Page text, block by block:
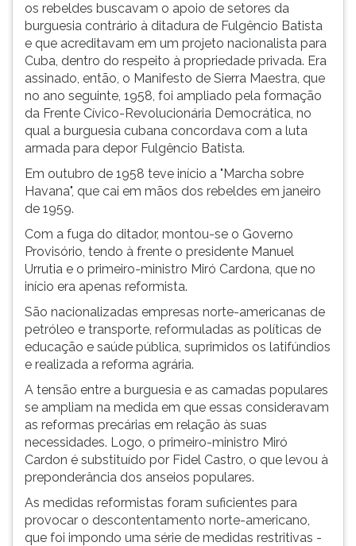
os rebeldes buscavam o apoio de setores da
burguesia contrário à ditadura de Fulgêncio Batista
e que acreditavam em um projeto nacionalista para
Cuba, dentro do respeito à propriedade privada. Era
assinado, então, o Manifesto de Sierra Maestra, que
no ano seguinte, 1958, foi ampliado pela formação
da Frente Cívico-Revolucionária Democrática, no
qual a burguesia cubana concordava com a luta
armada para depor Fulgêncio Batista.
Em outubro de 1958 teve início a "Marcha sobre
Havana", que cai em mãos dos rebeldes em janeiro
de 1959.
Com a fuga do ditador, montou-se o Governo
Provisório, tendo à frente o presidente Manuel
Urrutia e o primeiro-ministro Miró Cardona, que no
início era apenas reformista.
São nacionalizadas empresas norte-americanas de
petróleo e transporte, reformuladas as políticas de
educação e saúde pública, suprimidos os latifúndios
e realizada a reforma agrária.
A tensão entre a burguesia e as camadas populares
se ampliam na medida em que essas consideravam
as reformas precárias em relação às suas
necessidades. Logo, o primeiro-ministro Miró
Cardon é substituído por Fidel Castro, o que levou à
preponderância dos anseios populares.
As medidas reformistas foram suficientes para
provocar o descontentamento norte-americano,
que foi impondo uma série de medidas restritivas -